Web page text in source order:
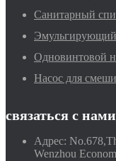
Санитарный
Эмульгирующий
Одновинтовой
Насос для
связаться с нами
Адрес:
Wenzhou